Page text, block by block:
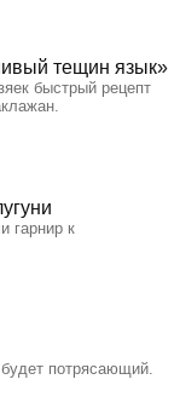
тещин язык»
быстрый рецепт
гарнир к
будет потрясающий.